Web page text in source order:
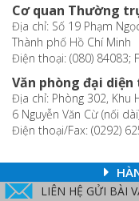
Cơ quan Thường
Địa chỉ: Số 19 Phạm
Thành phố Hồ Chí Minh
Điện thoại: (080) 84083;
Văn phòng đại
Địa chỉ: Phòng 302, Khu
6 Nguyễn Văn Cừ (nối
Điện thoại/Fax: (0292)
LIÊN HỆ GỬI BÀI